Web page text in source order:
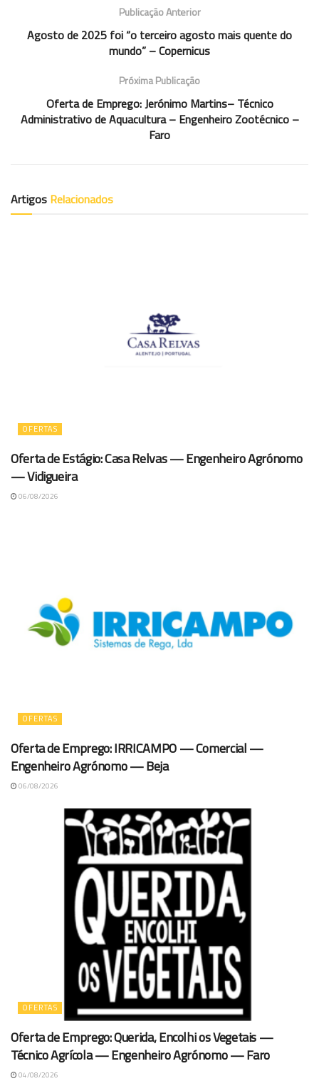
Publicação Anterior
Agosto de 2025 foi “o terceiro agosto mais quente do
mundo” – Copernicus
Próxima Publicação
Oferta de Emprego: Jerónimo Martins– Técnico
Administrativo de Aquacultura – Engenheiro Zootécnico –
Faro
Artigos Relacionados
OFERTAS
Oferta de Estágio: Casa Relvas — Engenheiro Agrónomo
— Vidigueira
06/08/2026
OFERTAS
Oferta de Emprego: IRRICAMPO — Comercial —
Engenheiro Agrónomo — Beja
06/08/2026
OFERTAS
Oferta de Emprego: Querida, Encolhi os Vegetais —
Técnico Agrícola — Engenheiro Agrónomo — Faro
04/08/2026